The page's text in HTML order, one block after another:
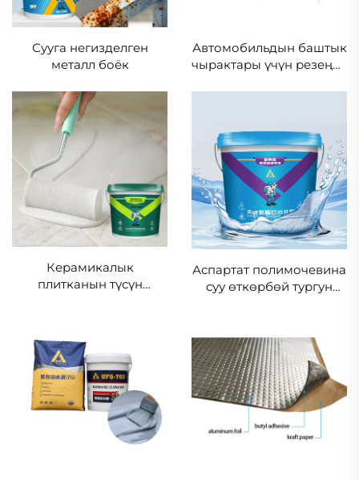
Сууга негизделген
металл боёк
Автомобильдын баштык
чырактары үчүн резеңке
Керамикалык
плитканын түсүн
Аспартат полимочевина
суу өткөрбөй тургун